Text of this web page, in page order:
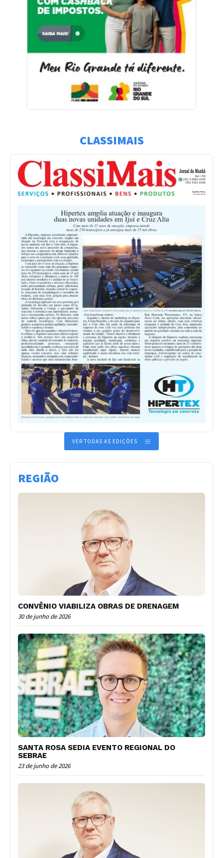
CLASSIMAIS
VER TODAS AS EDIÇÕES
REGIÃO
CONVÊNIO VIABILIZA OBRAS DE DRENAGEM
30 de junho de 2026
SANTA ROSA SEDIA EVENTO REGIONAL DO
SEBRAE
23 de junho de 2026